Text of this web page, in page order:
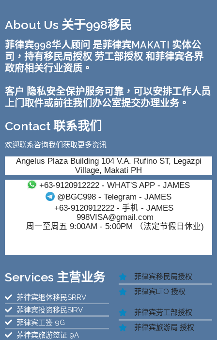
About Us 关于998移民
菲律宾998华人顾问 是菲律宾MAKATI 实体公
司，持有移民局授权 劳工部授权 和菲律宾各界
政府相关行业资质。
客户 隐私安全保护服务可靠，可以安排工作人员
上门取件或前往我们办公室提交办理业务。
Contact 联系我们
欢迎联系咨询我们获取更多资讯
Angelus Plaza Building 104 V.A. Rufino ST, Legazpi
Village, Makati PH
+63-9120912222- WHAT'S APP - JAMES
@BGC998 - Telegram - JAMES
+63-9120912222- 手机 - JAMES
998VISA@gmail.com
周一至周五 9:00AM - 5:00PM （法定节假日休业)
Services 主营业务
菲律宾退休移民SRRV
菲律宾投资移民SIRV
菲律宾工签 9G
菲律宾旅游签证 9A
菲律宾移民局授权
菲律宾LTO 授权
菲律宾劳工部授权
菲律宾旅游局 授权